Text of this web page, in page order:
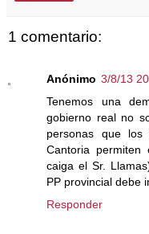
1 comentario:
Anónimo 3/8/13
Tenemos una
gobierno real no
personas que
Cantoria
caiga el Sr.
PP provincial debe
Responder